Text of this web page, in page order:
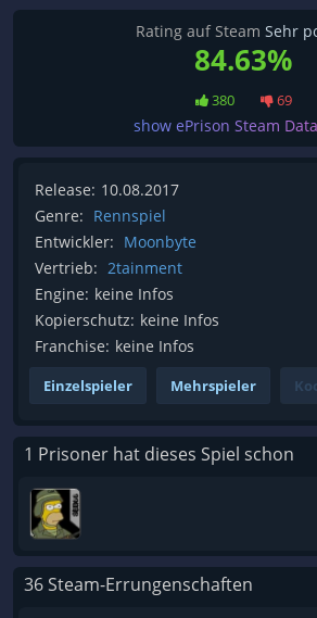
Rating auf Steam Sehr
84.63%
380 69
show ePrison Steam
Release: 10.08.2017
Genre: Rennspiel
Entwickler: Moonbyte
Vertrieb: 2tainment
Engine: keine Infos
Kopierschutz: keine Infos
Franchise: keine Infos
Einzelspieler Mehrspieler
1 Prisoner hat dieses Spiel schon
36 Steam-Errungenschaften